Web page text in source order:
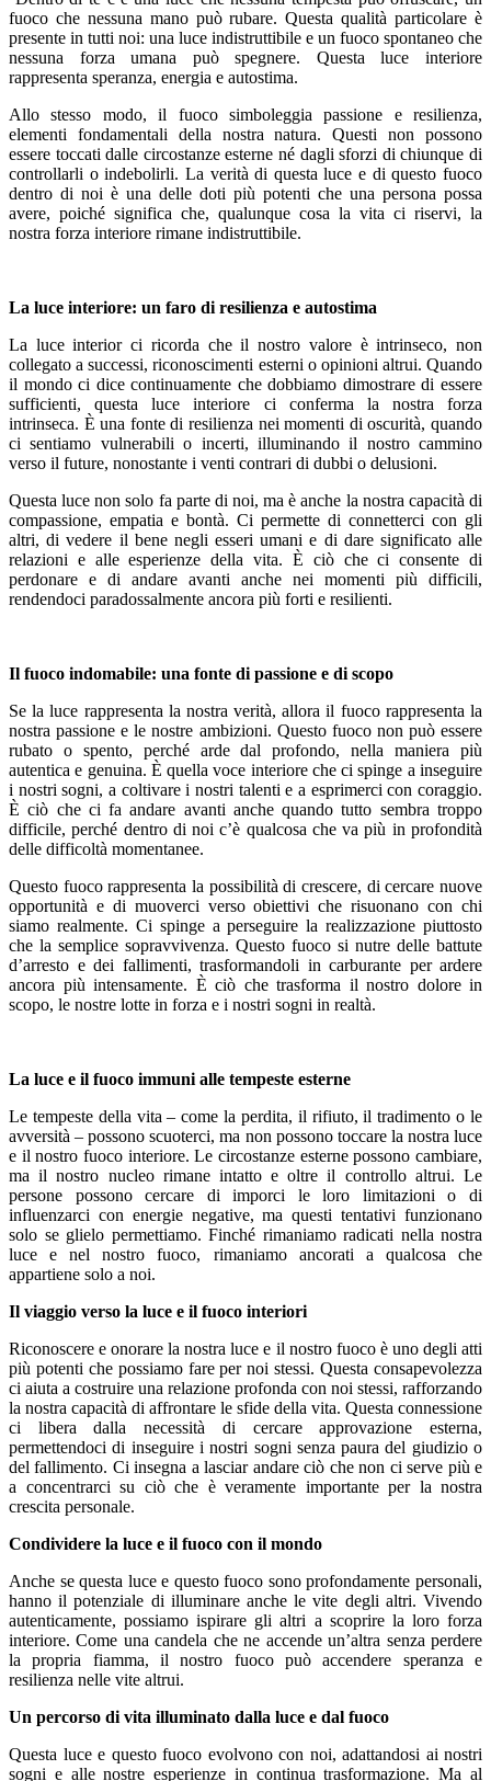
fuoco che nessuna mano può rubare. Questa qualità particolare è
presente in tutti noi: una luce indistruttibile e un fuoco spontaneo che
nessuna forza umana può spegnere. Questa luce interiore
rappresenta speranza, energia e autostima.
Allo stesso modo, il fuoco simboleggia passione e resilienza,
elementi fondamentali della nostra natura. Questi non possono
essere toccati dalle circostanze esterne né dagli sforzi di chiunque di
controllarli o indebolirli. La verità di questa luce e di questo fuoco
dentro di noi è una delle doti più potenti che una persona possa
avere, poiché significa che, qualunque cosa la vita ci riservi, la
nostra forza interiore rimane indistruttibile.
La luce interiore: un faro di resilienza e autostima
La luce interior ci ricorda che il nostro valore è intrinseco, non
collegato a successi, riconoscimenti esterni o opinioni altrui. Quando
il mondo ci dice continuamente che dobbiamo dimostrare di essere
sufficienti, questa luce interiore ci conferma la nostra forza
intrinseca. È una fonte di resilienza nei momenti di oscurità, quando
ci sentiamo vulnerabili o incerti, illuminando il nostro cammino
verso il future, nonostante i venti contrari di dubbi o delusioni.
Questa luce non solo fa parte di noi, ma è anche la nostra capacità di
compassione, empatia e bontà. Ci permette di connetterci con gli
altri, di vedere il bene negli esseri umani e di dare significato alle
relazioni e alle esperienze della vita. È ciò che ci consente di
perdonare e di andare avanti anche nei momenti più difficili,
rendendoci paradossalmente ancora più forti e resilienti.
Il fuoco indomabile: una fonte di passione e di scopo
Se la luce rappresenta la nostra verità, allora il fuoco rappresenta la
nostra passione e le nostre ambizioni. Questo fuoco non può essere
rubato o spento, perché arde dal profondo, nella maniera più
autentica e genuina. È quella voce interiore che ci spinge a inseguire
i nostri sogni, a coltivare i nostri talenti e a esprimerci con coraggio.
È ciò che ci fa andare avanti anche quando tutto sembra troppo
difficile, perché dentro di noi c’è qualcosa che va più in profondità
delle difficoltà momentanee.
Questo fuoco rappresenta la possibilità di crescere, di cercare nuove
opportunità e di muoverci verso obiettivi che risuonano con chi
siamo realmente. Ci spinge a perseguire la realizzazione piuttosto
che la semplice sopravvivenza. Questo fuoco si nutre delle battute
d’arresto e dei fallimenti, trasformandoli in carburante per ardere
ancora più intensamente. È ciò che trasforma il nostro dolore in
scopo, le nostre lotte in forza e i nostri sogni in realtà.
La luce e il fuoco immuni alle tempeste esterne
Le tempeste della vita – come la perdita, il rifiuto, il tradimento o le
avversità – possono scuoterci, ma non possono toccare la nostra luce
e il nostro fuoco interiore. Le circostanze esterne possono cambiare,
ma il nostro nucleo rimane intatto e oltre il controllo altrui. Le
persone possono cercare di imporci le loro limitazioni o di
influenzarci con energie negative, ma questi tentativi funzionano
solo se glielo permettiamo. Finché rimaniamo radicati nella nostra
luce e nel nostro fuoco, rimaniamo ancorati a qualcosa che
appartiene solo a noi.
Il viaggio verso la luce e il fuoco interiori
Riconoscere e onorare la nostra luce e il nostro fuoco è uno degli atti
più potenti che possiamo fare per noi stessi. Questa consapevolezza
ci aiuta a costruire una relazione profonda con noi stessi, rafforzando
la nostra capacità di affrontare le sfide della vita. Questa connessione
ci libera dalla necessità di cercare approvazione esterna,
permettendoci di inseguire i nostri sogni senza paura del giudizio o
del fallimento. Ci insegna a lasciar andare ciò che non ci serve più e
a concentrarci su ciò che è veramente importante per la nostra
crescita personale.
Condividere la luce e il fuoco con il mondo
Anche se questa luce e questo fuoco sono profondamente personali,
hanno il potenziale di illuminare anche le vite degli altri. Vivendo
autenticamente, possiamo ispirare gli altri a scoprire la loro forza
interiore. Come una candela che ne accende un’altra senza perdere
la propria fiamma, il nostro fuoco può accendere speranza e
resilienza nelle vite altrui.
Un percorso di vita illuminato dalla luce e dal fuoco
Questa luce e questo fuoco evolvono con noi, adattandosi ai nostri
sogni e alle nostre esperienze in continua trasformazione. Ma al